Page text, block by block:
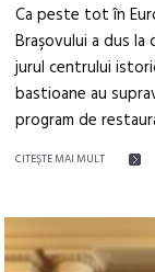
Ca peste tot în
Braşovului a dus
jurul centrului
bastioane au
program de
CITEŞTE MAI MULT